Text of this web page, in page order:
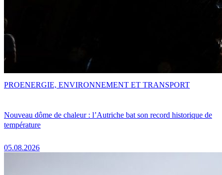
Nouveau dôme de chaleur : l’Autriche bat son record historique de
température
05.08.2026
PROENERGIE, ENVIRONNEMENT ET TRANSPORT